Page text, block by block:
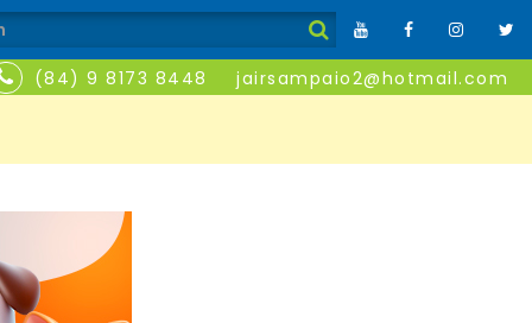
(84) 9 8173 8448 jairsampaio2@hotmail.com